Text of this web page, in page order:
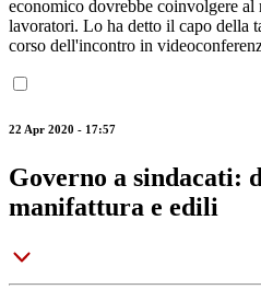
economico dovrebbe coinvolgere
lavoratori. Lo ha detto il capo della
corso dell'incontro in
22 Apr 2020 - 17:57
Governo a sindacati:
manifattura e edili